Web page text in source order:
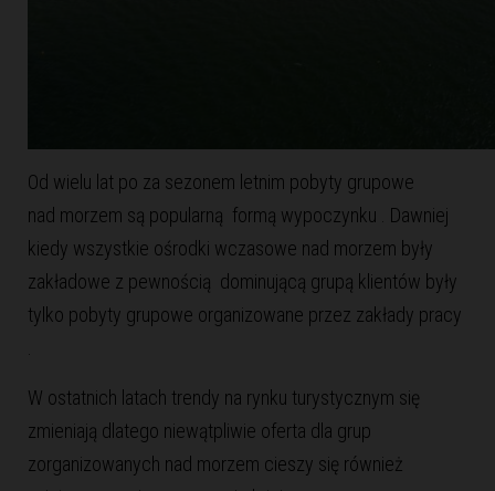
Od wielu lat po za sezonem letnim pobyty grupowe
nad morzem są popularną formą wypoczynku . Dawniej
kiedy wszystkie ośrodki wczasowe nad morzem były
zakładowe z pewnością dominującą grupą klientów były
tylko pobyty grupowe organizowane przez zakłady pracy
W ostatnich latach trendy na rynku turystycznym się
zmieniają dlatego niewątpliwie oferta dla grup
zorganizowanych nad morzem cieszy się również